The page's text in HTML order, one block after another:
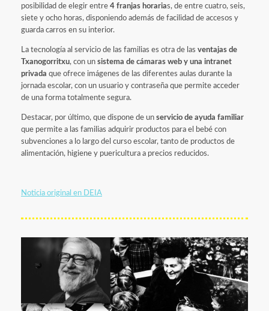
posibilidad de elegir entre 4 franjas horarias, de entre cuatro, seis,
siete y ocho horas, disponiendo además de facilidad de accesos y
guarda carros en su interior.
La tecnología al servicio de las familias es otra de las ventajas de
Txanogorritxu, con un sistema de cámaras web y una intranet
privada que ofrece imágenes de las diferentes aulas durante la
jornada escolar, con un usuario y contraseña que permite acceder
de una forma totalmente segura.
Destacar, por último, que dispone de un servicio de ayuda familiar
que permite a las familias adquirir productos para el bebé con
subvenciones a lo largo del curso escolar, tanto de productos de
alimentación, higiene y puericultura a precios reducidos.
Noticia original en DEIA